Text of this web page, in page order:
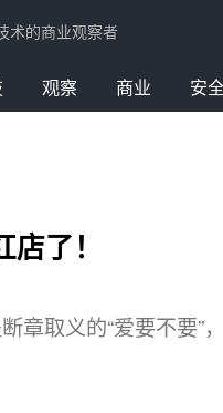
术的商业观察者
观察 商业 安
了！
章取义的“爱要不要”